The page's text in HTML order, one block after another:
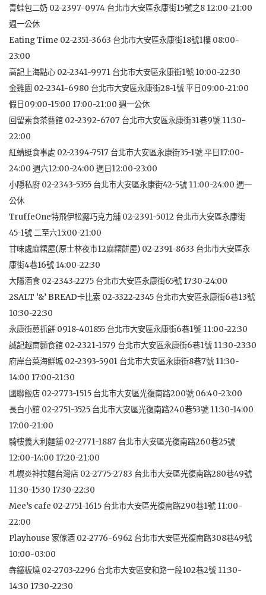
青蛙包二奶 02-2397-0974 台北市大安區永康街15號之8 12:00-21:00
週一公休
Eating Time 02-2351-3663 台北市大安區永康街18號1樓 08:00-
23:00
高記上海點心 02-2341-9971 台北市大安區永康街1號 10:00-22:30
金雞園 02-2341-6980 台北市大安區永康街28-1號 平日09:00-21:00
假日09:00-15:00 17:00-21:00 週一公休
回留素食茶藝館 02-2392-6707 台北市大安區永康街31巷9號 11:30-
22:00
紅蜻蜓食事處 02-2394-7517 台北市大安區永康街35-1號 平日17:00-
24:00 週六12:00-24:00 週日12:00-23:00
小隱私廚 02-2343-5355 台北市大安區永康街42-5號 11:00-24:00 週一
公休
TruffeOne特飛伊松露巧克力舖 02-2391-5012 台北市大安區永康街
45-1號 二至六15:00-21:00
甘味處麻糬屋(原士林夜市12麻糬餅屋) 02-2391-8633 台北市大安區永
康街4巷16號 14:00-22:30
大隱酒食 02-2343-2275 台北市大安區永康街65號 17:30-24:00
2SALT ‘&’ BREAD卡比索 02-3322-2345 台北市大安區永康街6巷13號
10:30-22:30
永康街蔥抓餅 0918-401855 台北市大安區永康街6巷1號 11:00-22:30
誠記越南麵食館 02-2321-1579 台北市大安區永康街6巷1號 11:30-23:30
府岸台菜海鮮城 02-2393-5901 台北市大安區永康街8巷7號 11:30-
14:00 17:00-21:30
國聯飯店 02-2773-1515 台北市大安區光復南路200號 06:40-23:00
長白小館 02-2751-3525 台北市大安區光復南路240巷53號 11:30-14:00
17:00-21:00
騎樓義大利麵舖 02-2771-1887 台北市大安區光復南路260巷25號
12:00-14:00 17:20-21:00
札幌炎神拉麵台灣店 02-2775-2783 台北市大安區光復南路280巷49號
11:30-15:30 17:30-22:30
Mee’s cafe 02-2751-1615 台北市大安區光復南路290巷1號 11:00-
22:00
Playhouse 家傢酒 02-2776-6962 台北市大安區光復南路308巷49號
10:00-03:00
犇鐵板燒 02-2703-2296 台北市大安區安和路一段102巷2號 11:30-
14:30 17:30-22:30